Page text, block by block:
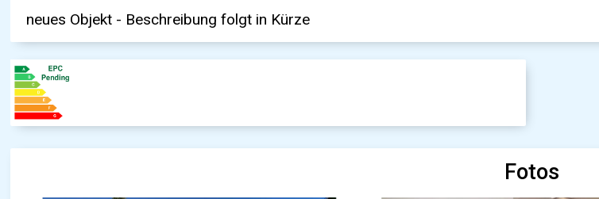
neues Objekt - Beschreibung folgt in Kürze
Fotos